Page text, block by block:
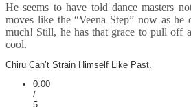
He seems to have told dance masters
moves like the “Veena Step” now as he
much! Still, he has that grace to pull off
cool.
Chiru Can’t Strain Himself Like Past.
0.00
/
5